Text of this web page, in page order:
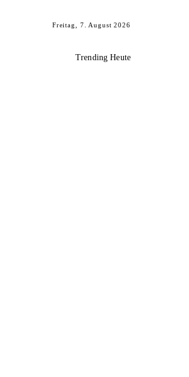
Freitag, 7. August 2026
Trending Heute